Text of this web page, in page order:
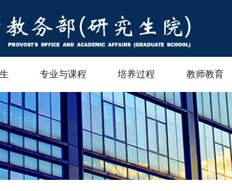
专业与课程 培养过程 教师教育